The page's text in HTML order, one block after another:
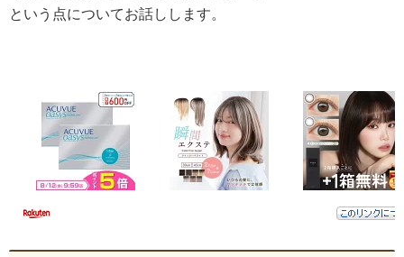
という点についてお話しします。